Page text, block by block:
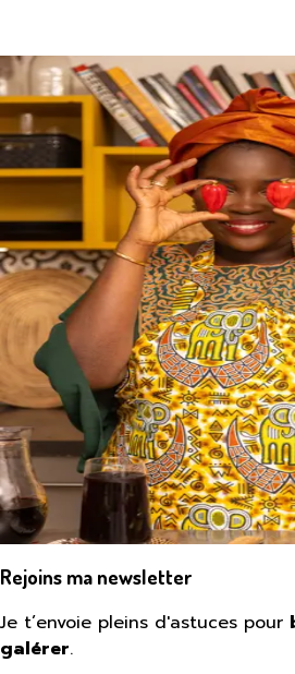
Rejoins ma newsletter
Je t’envoie pleins d'astuces pour
galérer.